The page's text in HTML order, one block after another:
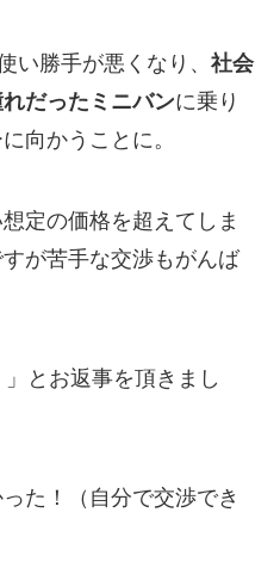
い勝手が悪くなり、 社会
だったミニバンに乗り
向かうことに。
定の価格を超えてしま
が苦手な交渉もがんば
」とお返事を頂きまし
た！（自分で交渉でき